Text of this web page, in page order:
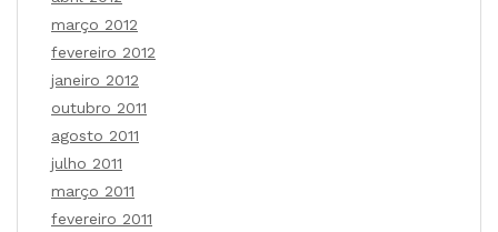
março 2012
fevereiro 2012
janeiro 2012
outubro 2011
agosto 2011
julho 2011
março 2011
fevereiro 2011